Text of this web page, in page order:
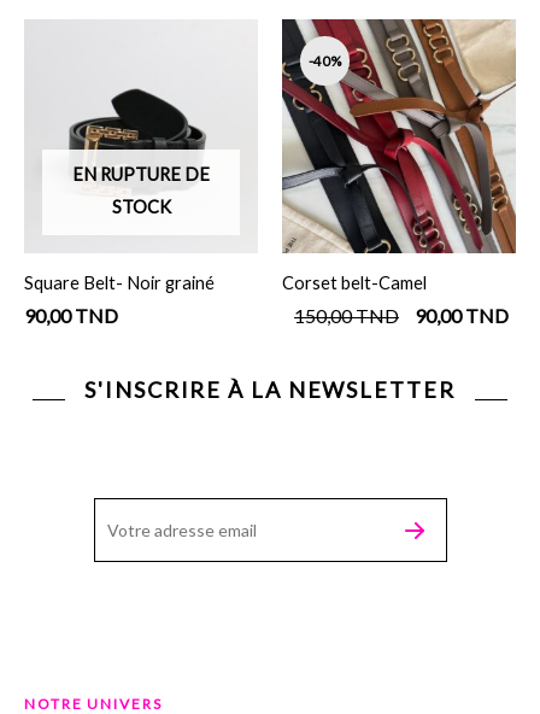
EN RUPTURE DE
STOCK
Square Belt- Noir grainé
90,00TND
-40%
Corset belt-Camel
150,00TND
Original
price
was:
150,00 TND.
90,00TND
is:
S'INSCRIRE À LA NEWSLETTER
NOTRE UNIVERS